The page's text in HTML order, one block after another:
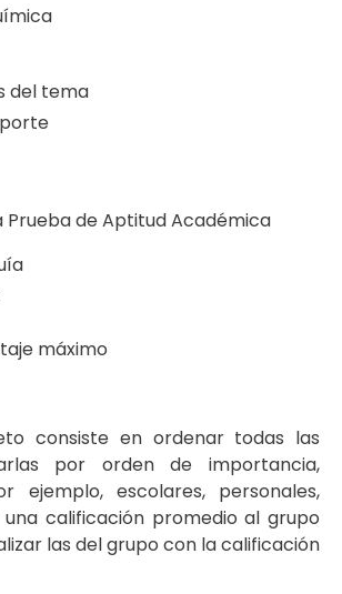
del tema
Prueba de Aptitud Académica
máximo
consiste en ordenar todas las
por orden de importancia,
ejemplo, escolares, personales,
calificación promedio al grupo
las del grupo con la calificación